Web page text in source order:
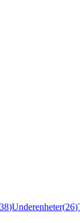
38)Underenheter(26)